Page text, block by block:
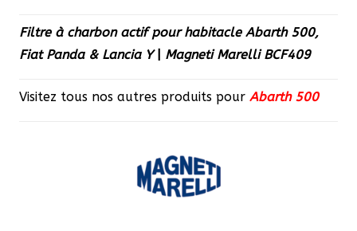
Filtre à charbon actif pour habitacle Abarth 500,
Fiat Panda & Lancia Y
Magneti Marelli BCF409
Visitez tous nos autres produits pour Abarth 500